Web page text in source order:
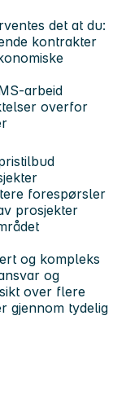
det at du:
kontrakter
arbeid
overfor
forespørsler
prosjekter
og kompleks
og
over flere
gjennom tydelig